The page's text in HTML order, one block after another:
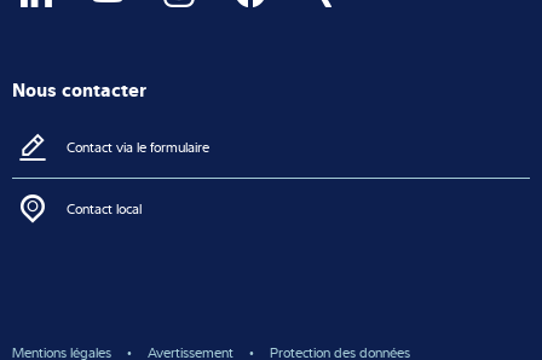
Nous contacter
Contact via le formulaire
Contact local
Mentions légales Avertissement Protection des données